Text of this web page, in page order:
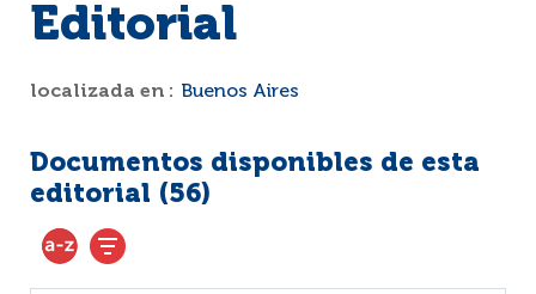
Editorial
localizada en : Buenos Aires
Documentos disponibles de esta
editorial (56)